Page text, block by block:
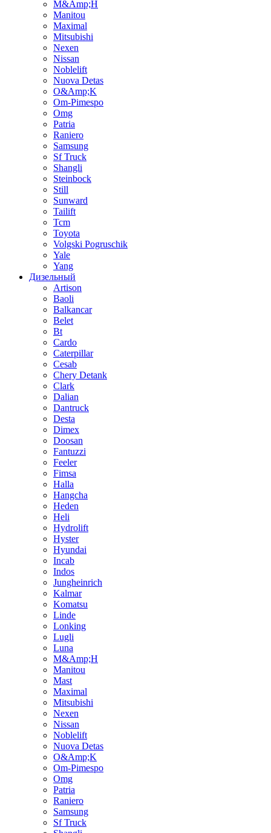
M&Amp;H
Manitou
Maximal
Mitsubishi
Nexen
Nissan
Noblelift
Nuova Detas
O&Amp;K
Om-Pimespo
Omg
Patria
Raniero
Samsung
Sf Truck
Shangli
Steinbock
Still
Sunward
Tailift
Tcm
Toyota
Volgski Pogruschik
Yale
Yang
Дизельный
Artison
Baoli
Balkancar
Belet
Bt
Cardo
Caterpillar
Cesab
Chery Detank
Clark
Dalian
Dantruck
Desta
Dimex
Doosan
Fantuzzi
Feeler
Fimsa
Halla
Hangcha
Heden
Heli
Hydrolift
Hyster
Hyundai
Incab
Indos
Jungheinrich
Kalmar
Komatsu
Linde
Lonking
Lugli
Luna
M&Amp;H
Manitou
Mast
Maximal
Mitsubishi
Nexen
Nissan
Noblelift
Nuova Detas
O&Amp;K
Om-Pimespo
Omg
Patria
Raniero
Samsung
Sf Truck